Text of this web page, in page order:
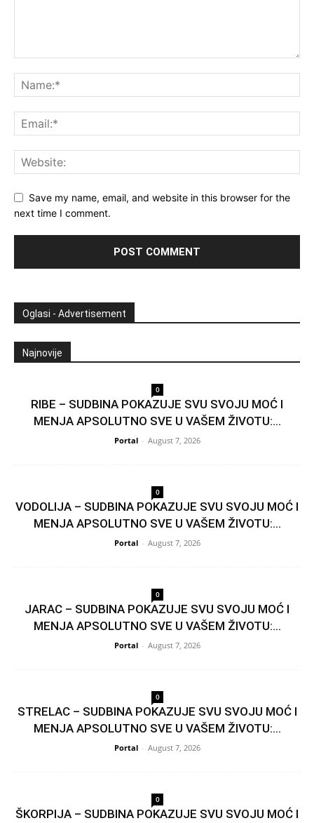
Save my name, email, and website in this browser for the
next time I comment.
Oglasi - Advertisement
Najnovije
0
RIBE – SUDBINA POKAZUJE SVU SVOJU MOĆ I
MENJA APSOLUTNO SVE U VAŠEM ŽIVOTU:...
Portal - August 7, 2026
0
VODOLIJA – SUDBINA POKAZUJE SVU SVOJU MOĆ I
MENJA APSOLUTNO SVE U VAŠEM ŽIVOTU:...
Portal - August 7, 2026
0
JARAC – SUDBINA POKAZUJE SVU SVOJU MOĆ I
MENJA APSOLUTNO SVE U VAŠEM ŽIVOTU:...
Portal - August 7, 2026
0
STRELAC – SUDBINA POKAZUJE SVU SVOJU MOĆ I
MENJA APSOLUTNO SVE U VAŠEM ŽIVOTU:...
Portal - August 7, 2026
0
ŠKORPIJA – SUDBINA POKAZUJE SVU SVOJU MOĆ I